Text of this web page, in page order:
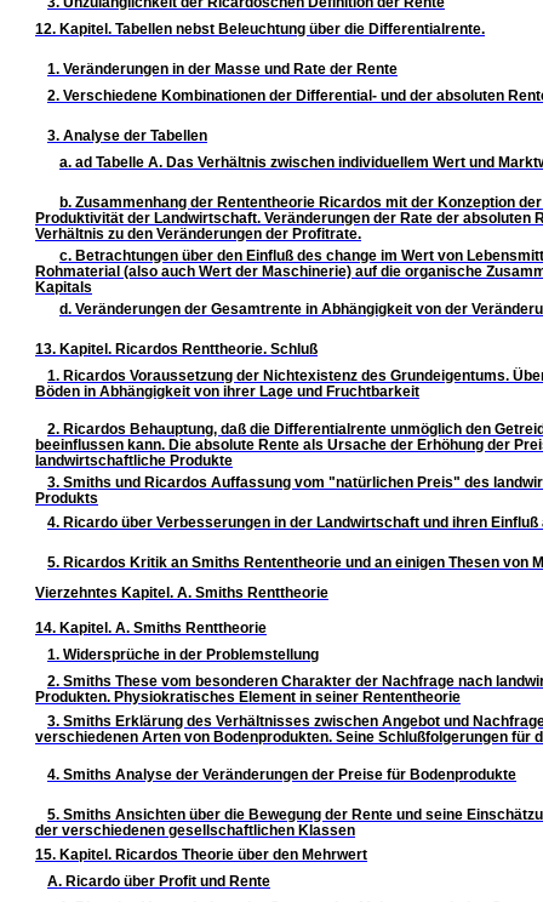
12. Kapitel. Tabellen nebst Beleuchtung über die Differentialrente.
1. Veränderungen in der Masse und Rate der Rente
2. Verschiedene Kombinationen der Differential- und der absoluten
3. Analyse der Tabellen
a. ad Tabelle A. Das Verhältnis zwischen individuellem Wert und
b. Zusammenhang der Rententheorie Ricardos mit der Konzeption
Produktivität der Landwirtschaft. Veränderungen der Rate der absoluten
Verhältnis zu den Veränderungen der Profitrate.
c. Betrachtungen über den Einfluß des change im Wert von
Rohmaterial (also auch Wert der Maschinerie) auf die organische
Kapitals
d. Veränderungen der Gesamtrente in Abhängigkeit von der
13. Kapitel. Ricardos Renttheorie. Schluß
1. Ricardos Voraussetzung der Nichtexistenz des Grundeigentums.
Böden in Abhängigkeit von ihrer Lage und Fruchtbarkeit
2. Ricardos Behauptung, daß die Differentialrente unmöglich den
beeinflussen kann. Die absolute Rente als Ursache der Erhöhung der
landwirtschaftliche Produkte
3. Smiths und Ricardos Auffassung vom "natürlichen Preis" des
Produkts
4. Ricardo über Verbesserungen in der Landwirtschaft und ihren Einfluß
5. Ricardos Kritik an Smiths Rententheorie und an einigen Thesen von
Vierzehntes Kapitel. A. Smiths Renttheorie
14. Kapitel. A. Smiths Renttheorie
1. Widersprüche in der Problemstellung
2. Smiths These vom besonderen Charakter der Nachfrage nach
Produkten. Physiokratisches Element in seiner Rententheorie
3. Smiths Erklärung des Verhältnisses zwischen Angebot und
verschiedenen Arten von Bodenprodukten. Seine Schlußfolgerungen für
4. Smiths Analyse der Veränderungen der Preise für Bodenprodukte
5. Smiths Ansichten über die Bewegung der Rente und seine
der verschiedenen gesellschaftlichen Klassen
15. Kapitel. Ricardos Theorie über den Mehrwert
A. Ricardo über Profit und Rente